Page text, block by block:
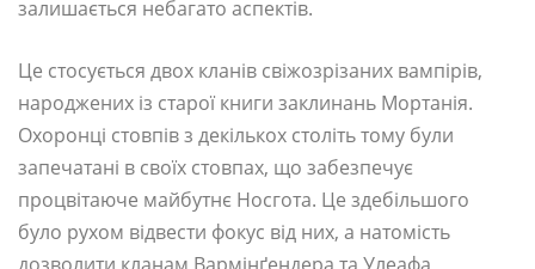
залишається небагато аспектів.
Це стосується двох кланів свіжозрізаних вампірів,
народжених із старої книги заклинань Мортанія.
Охоронці стовпів з декількох століть тому були
запечатані в своїх стовпах, що забезпечує
процвітаюче майбутнє Носгота. Це здебільшого
було рухом відвести фокус від них, а натомість